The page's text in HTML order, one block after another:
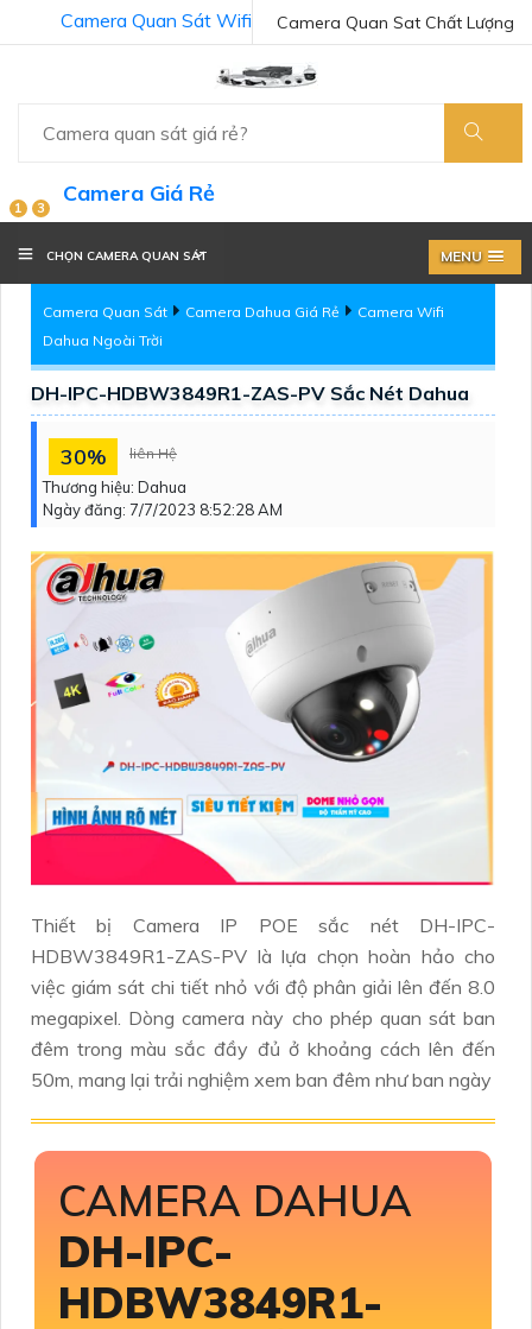
Camera Quan Sat Chất Lượng
Camera Quan Sát Wifi
1 3
Camera Giá Rẻ
CHỌN CAMERA QUAN SÁT MENU
Camera Quan Sát Camera Dahua Giá Rẻ
Camera Wifi
Dahua Ngoài Trời
DH-IPC-HDBW3849R1-ZAS-PV Sắc Nét Dahua
30% liên Hệ
Thương hiệu: Dahua
Ngày đăng: 7/7/2023 8:52:28 AM
Thiết bị Camera IP POE sắc nét DH-IPC-
HDBW3849R1-ZAS-PV là lựa chọn hoàn hảo cho
việc giám sát chi tiết nhỏ với độ phân giải lên đến 8.0
megapixel. Dòng camera này cho phép quan sát ban
đêm trong màu sắc đầy đủ ở khoảng cách lên đến
50m, mang lại trải nghiệm xem ban đêm như ban ngày
CAMERA DAHUA
DH-IPC-
HDBW3849R1-